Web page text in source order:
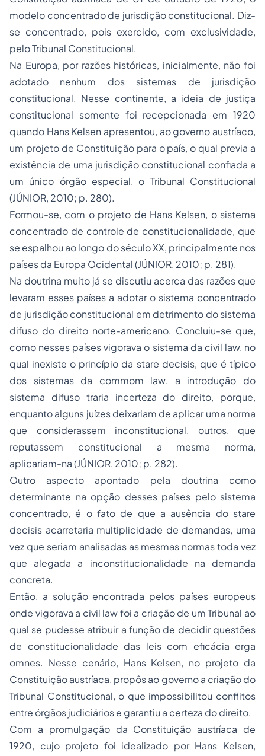
modelo concentrado de jurisdição constitucional. Diz-
se concentrado, pois exercido, com exclusividade,
pelo Tribunal Constitucional.
Na Europa, por razões históricas, inicialmente, não foi
adotado nenhum dos sistemas de jurisdição
constitucional. Nesse continente, a ideia de justiça
constitucional somente foi recepcionada em 1920
quando Hans Kelsen apresentou, ao governo austríaco,
um projeto de Constituição para o país, o qual previa a
existência de uma jurisdição constitucional confiada a
um único órgão especial, o Tribunal Constitucional
(JÚNIOR, 2010; p. 280).
Formou-se, com o projeto de Hans Kelsen, o sistema
concentrado de controle de constitucionalidade, que
se espalhou ao longo do século XX, principalmente nos
países da Europa Ocidental (JÚNIOR, 2010; p. 281).
Na doutrina muito já se discutiu acerca das razões que
levaram esses países a adotar o sistema concentrado
de jurisdição constitucional em detrimento do sistema
difuso do direito norte-americano. Concluiu-se que,
como nesses países vigorava o sistema da civil law, no
qual inexiste o princípio da stare decisis, que é típico
dos sistemas da commom law, a introdução do
sistema difuso traria incerteza do direito, porque,
enquanto alguns juízes deixariam de aplicar uma norma
que considerassem inconstitucional, outros, que
reputassem constitucional a mesma norma,
aplicariam-na (JÚNIOR, 2010; p. 282).
Outro aspecto apontado pela doutrina como
determinante na opção desses países pelo sistema
concentrado, é o fato de que a ausência do stare
decisis acarretaria multiplicidade de demandas, uma
vez que seriam analisadas as mesmas normas toda vez
que alegada a inconstitucionalidade na demanda
concreta.
Então, a solução encontrada pelos países europeus
onde vigorava a civil lawfoi a criação de um Tribunal ao
qual se pudesse atribuir a função de decidir questões
de constitucionalidade das leis com eficácia erga
omnes. Nesse cenário, Hans Kelsen, no projeto da
Constituição austríaca, propôs ao governo a criação do
Tribunal Constitucional, o que impossibilitou conflitos
entre órgãos judiciários e garantiu a certeza do direito.
Com a promulgação da Constituição austríaca de
1920, cujo projeto foi idealizado por Hans Kelsen,